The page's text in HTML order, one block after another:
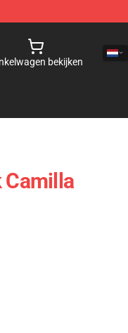
bekijken
Camilla